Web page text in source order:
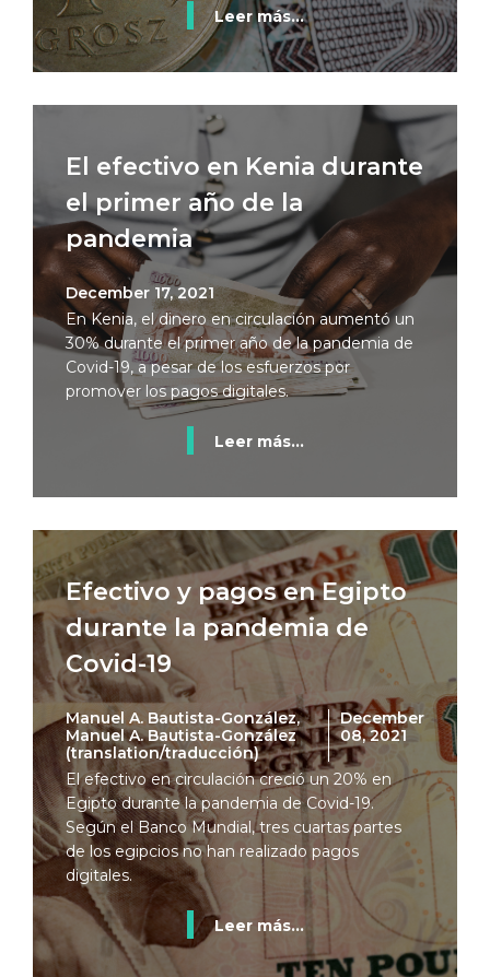
Leer más...
El efectivo en Kenia durante
el primer año de la
pandemia
December 17, 2021
En Kenia, el dinero en circulación aumentó un
30% durante el primer año de la pandemia de
Covid-19, a pesar de los esfuerzos por
promover los pagos digitales.
Leer más...
Efectivo y pagos en Egipto
durante la pandemia de
Covid-19
Manuel A. Bautista-González,
Manuel A. Bautista-González
(translation/traducción)
December
08, 2021
El efectivo en circulación creció un 20% en
Egipto durante la pandemia de Covid-19.
Según el Banco Mundial, tres cuartas partes
de los egipcios no han realizado pagos
digitales.
Leer más...